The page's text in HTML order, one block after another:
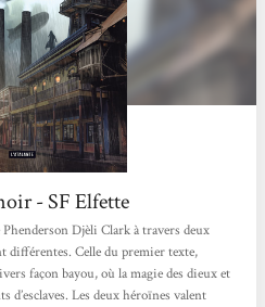
- SF Elfette
Phenderson Djèli Clark à travers deux
différentes. Celle du premier texte,
façon bayou, où la magie des dieux et
d’esclaves. Les deux héroïnes valent